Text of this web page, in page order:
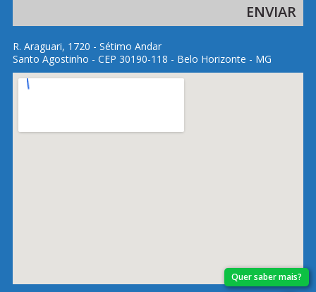
R. Araguari, 1720 - Sétimo Andar
Santo Agostinho - CEP 30190-118 - Belo Horizonte - MG
Quer saber mais?